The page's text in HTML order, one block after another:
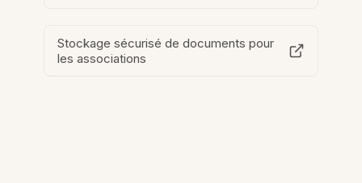
Stockage sécurisé de documents pour
les associations